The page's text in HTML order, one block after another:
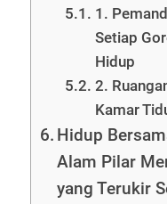
1.
Setiap
Hidup
2.
Kamar
Hidup
Alam Pilar
yang Terukir